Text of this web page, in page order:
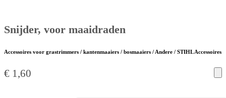
Snijder, voor maaidraden
Accessoires voor grastrimmers / kantenmaaiers / bosmaaiers / Andere / STIHL Accessoires
€ 1,60